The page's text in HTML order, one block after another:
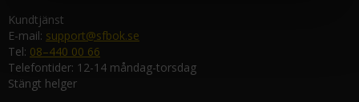
Kundtjänst
E-mail: support@sfbok.se
Tel: 08–440 00 66
Telefontider: 12-14 måndag-torsdag
Stängt helger